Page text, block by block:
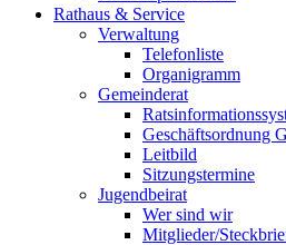
Rathaus & Service
Verwaltung
Telefonliste
Organigramm
Gemeinderat
Geschäftsordnung
Leitbild
Sitzungstermine
Jugendbeirat
Wer sind wir
Mitglieder/